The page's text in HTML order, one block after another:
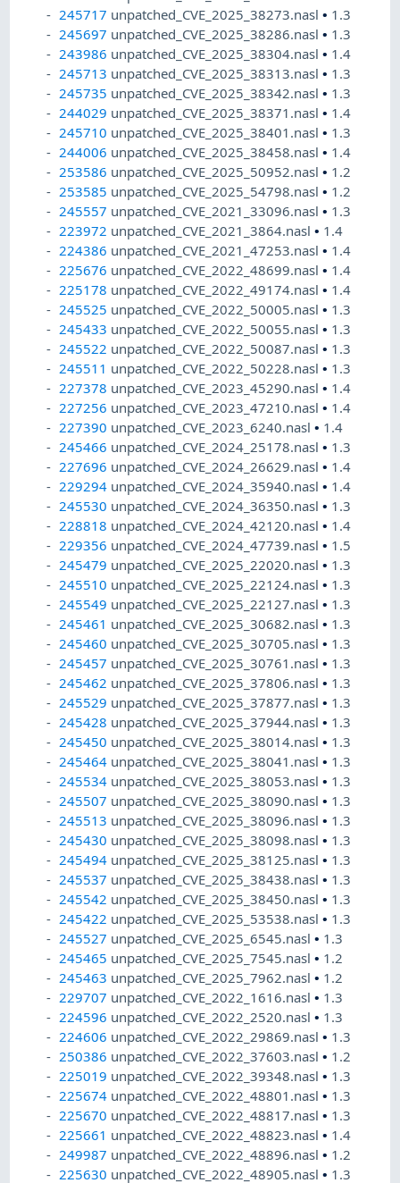
245717 unpatched_CVE_2025_38273.nasl• 1.3
245697 unpatched_CVE_2025_38286.nasl• 1.3
243986 unpatched_CVE_2025_38304.nasl• 1.4
245713 unpatched_CVE_2025_38313.nasl• 1.3
245735 unpatched_CVE_2025_38342.nasl• 1.3
244029 unpatched_CVE_2025_38371.nasl• 1.4
245710 unpatched_CVE_2025_38401.nasl• 1.3
244006 unpatched_CVE_2025_38458.nasl• 1.4
253586 unpatched_CVE_2025_50952.nasl• 1.2
253585 unpatched_CVE_2025_54798.nasl• 1.2
245557 unpatched_CVE_2021_33096.nasl• 1.3
223972 unpatched_CVE_2021_3864.nasl• 1.4
224386 unpatched_CVE_2021_47253.nasl• 1.4
225676 unpatched_CVE_2022_48699.nasl• 1.4
225178 unpatched_CVE_2022_49174.nasl• 1.4
245525 unpatched_CVE_2022_50005.nasl• 1.3
245433 unpatched_CVE_2022_50055.nasl• 1.3
245522 unpatched_CVE_2022_50087.nasl• 1.3
245511 unpatched_CVE_2022_50228.nasl• 1.3
227378 unpatched_CVE_2023_45290.nasl• 1.4
227256 unpatched_CVE_2023_47210.nasl• 1.4
227390 unpatched_CVE_2023_6240.nasl• 1.4
245466 unpatched_CVE_2024_25178.nasl• 1.3
227696 unpatched_CVE_2024_26629.nasl• 1.4
229294 unpatched_CVE_2024_35940.nasl• 1.4
245530 unpatched_CVE_2024_36350.nasl• 1.3
228818 unpatched_CVE_2024_42120.nasl• 1.4
229356 unpatched_CVE_2024_47739.nasl• 1.5
245479 unpatched_CVE_2025_22020.nasl• 1.3
245510 unpatched_CVE_2025_22124.nasl• 1.3
245549 unpatched_CVE_2025_22127.nasl• 1.3
245461 unpatched_CVE_2025_30682.nasl• 1.3
245460 unpatched_CVE_2025_30705.nasl• 1.3
245457 unpatched_CVE_2025_30761.nasl• 1.3
245462 unpatched_CVE_2025_37806.nasl• 1.3
245529 unpatched_CVE_2025_37877.nasl• 1.3
245428 unpatched_CVE_2025_37944.nasl• 1.3
245450 unpatched_CVE_2025_38014.nasl• 1.3
245464 unpatched_CVE_2025_38041.nasl• 1.3
245534 unpatched_CVE_2025_38053.nasl• 1.3
245507 unpatched_CVE_2025_38090.nasl• 1.3
245513 unpatched_CVE_2025_38096.nasl• 1.3
245430 unpatched_CVE_2025_38098.nasl• 1.3
245494 unpatched_CVE_2025_38125.nasl• 1.3
245537 unpatched_CVE_2025_38438.nasl• 1.3
245542 unpatched_CVE_2025_38450.nasl• 1.3
245422 unpatched_CVE_2025_53538.nasl• 1.3
245527 unpatched_CVE_2025_6545.nasl• 1.3
245465 unpatched_CVE_2025_7545.nasl• 1.2
245463 unpatched_CVE_2025_7962.nasl• 1.2
229707 unpatched_CVE_2022_1616.nasl• 1.3
224596 unpatched_CVE_2022_2520.nasl• 1.3
224606 unpatched_CVE_2022_29869.nasl• 1.3
250386 unpatched_CVE_2022_37603.nasl• 1.2
225019 unpatched_CVE_2022_39348.nasl• 1.3
225674 unpatched_CVE_2022_48801.nasl• 1.3
225670 unpatched_CVE_2022_48817.nasl• 1.3
225661 unpatched_CVE_2022_48823.nasl• 1.4
249987 unpatched_CVE_2022_48896.nasl• 1.2
225630 unpatched_CVE_2022_48905.nasl• 1.3